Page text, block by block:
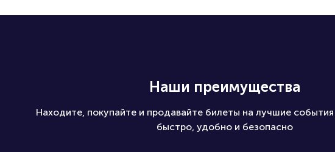
Наши преимущества
Находите, покупайте и продавайте билеты на лучшие
быстро, удобно и безопасно